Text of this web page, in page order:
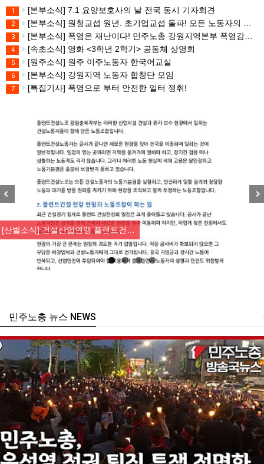
1 [본부소식] 7.1 요양보호사의 날 전국 동시 기자회견
2 [본부소식] 원청교섭 원년. 초기업교섭 돌파! 모든 노동자의 노동기본권 쟁취! 민주노총 7.15 총파업대회
3 [본부소식] 폭염은 재난이다! 민주노총 강원지역본부 폭염감시단 선포 기자회견
4 [속초소식] 영화 <3학년 2학기> 공동체 상영회
5 [원주소식] 원주 이주노동자 한국어교실
6 [본부소식] 강원지역 노동자 합창단 모임
7 [특집기사] 폭염으로 부터 안전한 일터 쟁취!
[산별소식] 건설산업연맹 플랜트건…
주노총 뉴스 NEWS